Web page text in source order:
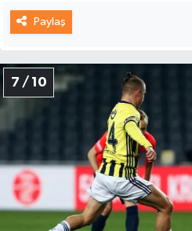
Paylaş
7 / 10